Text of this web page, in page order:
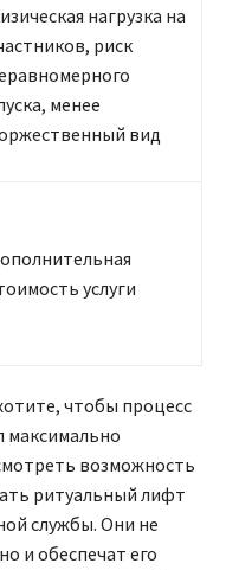
нагрузка на
риск
менее
вид
услуги
чтобы процесс
максимально
возможность
ритуальный лифт
службы. Они не
и обеспечат его